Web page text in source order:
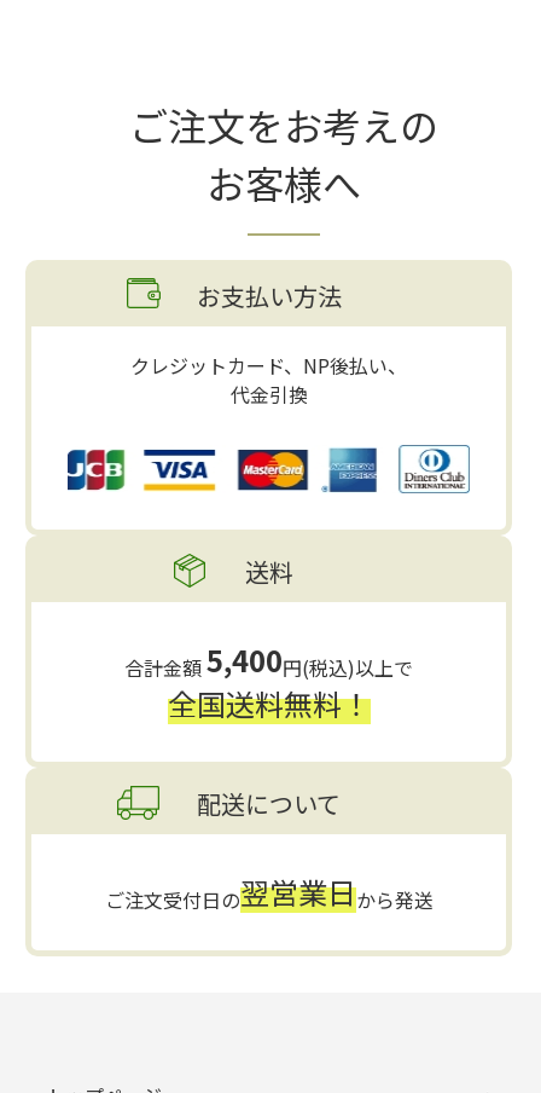
ご注文をお考えの
お客様へ
お支払い方法
クレジットカード、NP後払い、
代金引換
送料
合計金額5,400円(税込)以上で
全国送料無料！
配送について
ご注文受付日の翌営業日から発送